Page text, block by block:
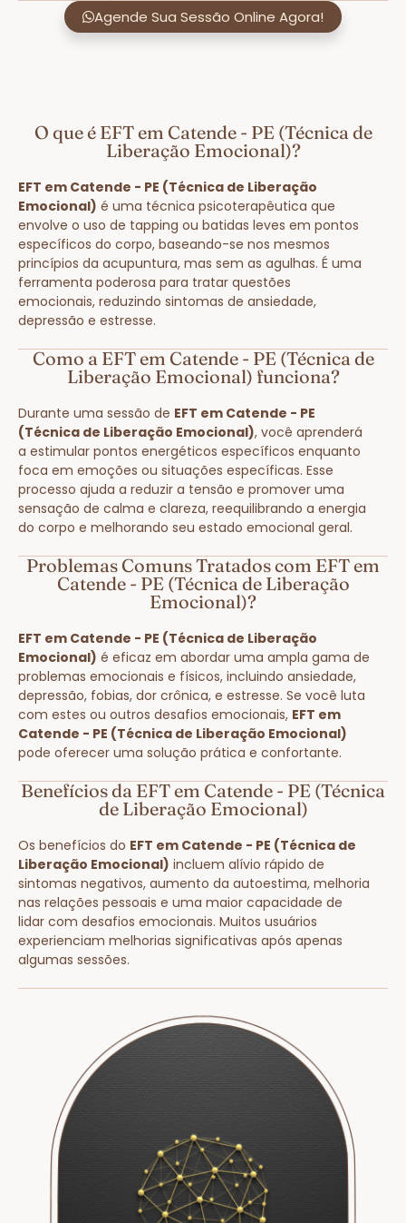
Agende Sua Sessão Online Agora!
O que é EFT em Catende - PE (Técnica de
Liberação Emocional)?
EFT em Catende - PE (Técnica de Liberação
Emocional) é uma técnica psicoterapêutica que
envolve o uso de tapping ou batidas leves em pontos
específicos do corpo, baseando-se nos mesmos
princípios da acupuntura, mas sem as agulhas. É uma
ferramenta poderosa para tratar questões
emocionais, reduzindo sintomas de ansiedade,
depressão e estresse.
Como a EFT em Catende - PE (Técnica de
Liberação Emocional) funciona?
Durante uma sessão de EFT em Catende - PE
(Técnica de Liberação Emocional), você aprenderá
a estimular pontos energéticos específicos enquanto
foca em emoções ou situações específicas. Esse
processo ajuda a reduzir a tensão e promover uma
sensação de calma e clareza, reequilibrando a energia
do corpo e melhorando seu estado emocional geral.
Problemas Comuns Tratados com EFT em
Catende - PE (Técnica de Liberação
Emocional)?
EFT em Catende - PE (Técnica de Liberação
Emocional) é eficaz em abordar uma ampla gama de
problemas emocionais e físicos, incluindo ansiedade,
depressão, fobias, dor crônica, e estresse. Se você luta
com estes ou outros desafios emocionais, EFT em
Catende - PE (Técnica de Liberação Emocional)
pode oferecer uma solução prática e confortante.
Benefícios da EFT em Catende - PE (Técnica
de Liberação Emocional)
Os benefícios do EFT em Catende - PE (Técnica de
Liberação Emocional) incluem alívio rápido de
sintomas negativos, aumento da autoestima, melhoria
nas relações pessoais e uma maior capacidade de
lidar com desafios emocionais. Muitos usuários
experienciam melhorias significativas após apenas
algumas sessões.